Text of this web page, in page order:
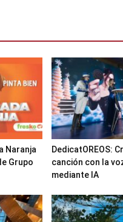
Naranja
Grupo
DedicatOREOS:
canción con la
mediante IA